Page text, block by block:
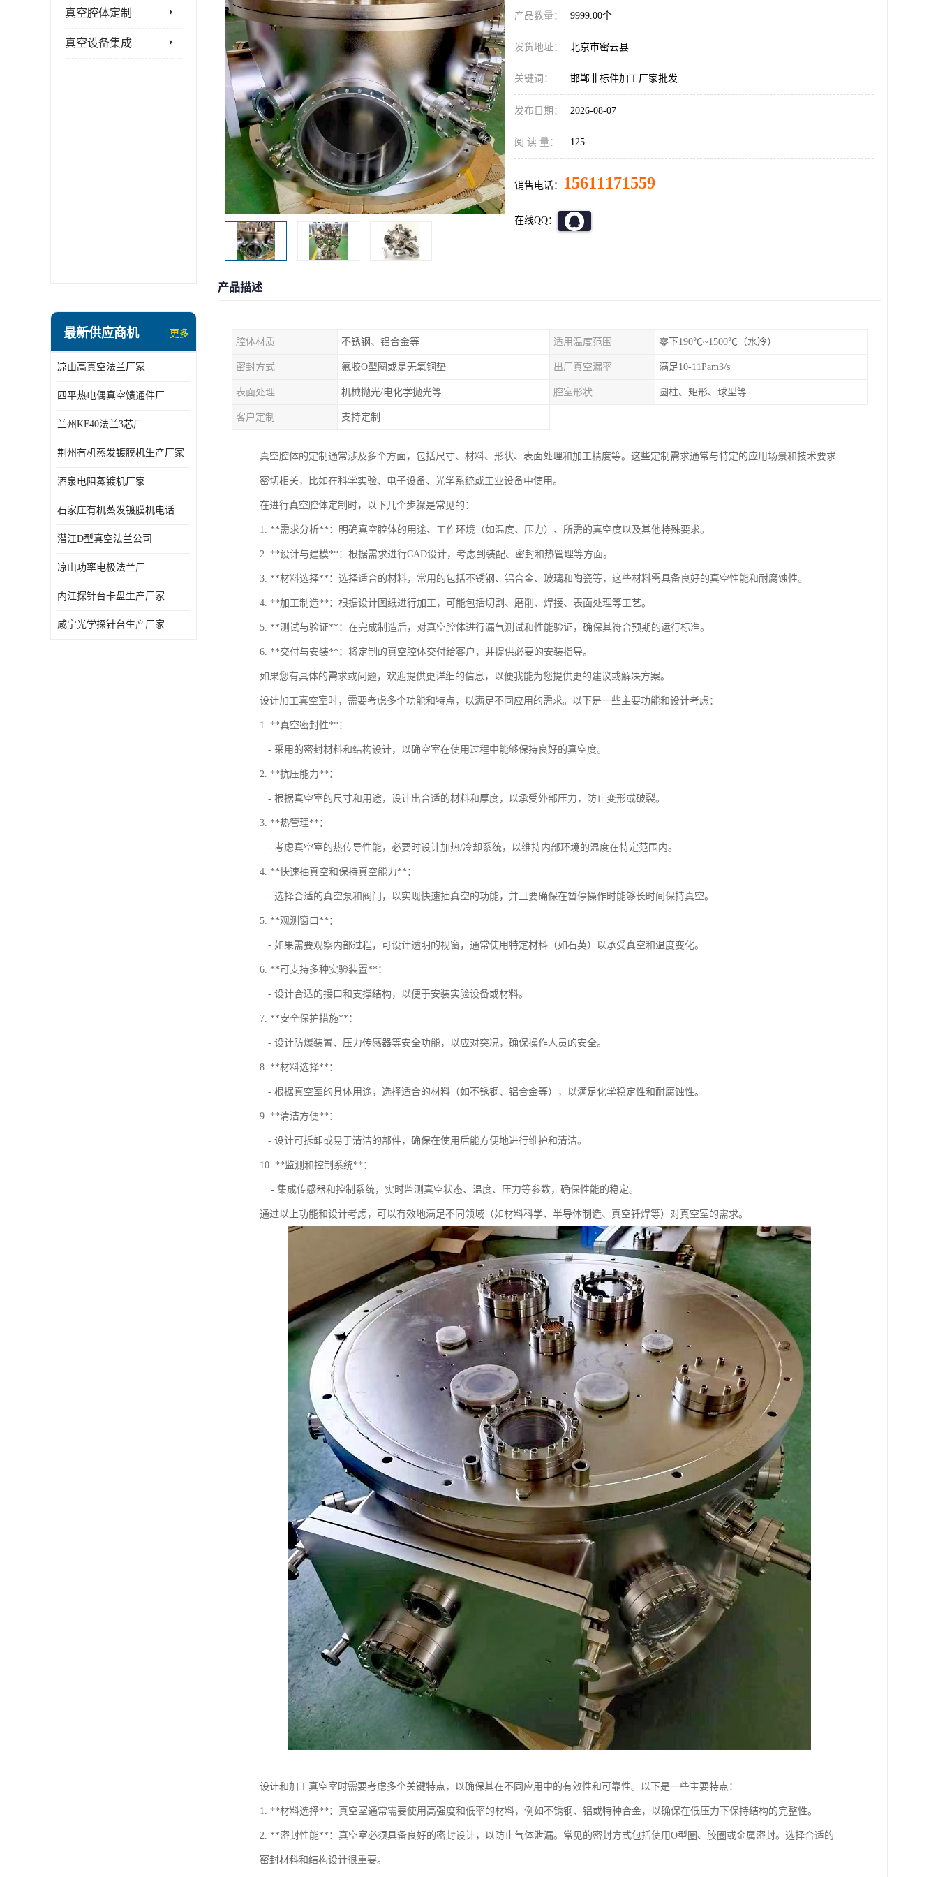
真空腔体定制
真空设备集成
最新供应商机 更多
凉山高真空法兰厂家
四平热电偶真空馈通件厂
兰州KF40法兰3芯厂
荆州有机蒸发镀膜机生产厂家
酒泉电阻蒸镀机厂家
石家庄有机蒸发镀膜机电话
潜江D型真空法兰公司
凉山功率电极法兰厂
内江探针台卡盘生产厂家
咸宁光学探针台生产厂家
产品数量： 9999.00个
发货地址： 北京市密云县
关键词： 邯郸非标件加工厂家批发
发布日期： 2026-08-07
阅 读 量： 125
销售电话： 15611171559
在线QQ：
产品描述
腔体材质 不锈钢、铝合金等 适用温度范围 零下190℃~1500℃（水冷）
密封方式 氟胶O型圈或是无氧铜垫 出厂真空漏率 满足10-11Pam3/s
表面处理 机械抛光/电化学抛光等 腔室形状 圆柱、矩形、球型等
客户定制 支持定制
真空腔体的定制通常涉及多个方面，包括尺寸、材料、形状、表面处理和加工精度等。这些定制需求通常与特定的应用场景和技术要求
密切相关，比如在科学实验、电子设备、光学系统或工业设备中使用。
在进行真空腔体定制时，以下几个步骤是常见的：
1. **需求分析**：明确真空腔体的用途、工作环境（如温度、压力）、所需的真空度以及其他特殊要求。
2. **设计与建模**：根据需求进行CAD设计，考虑到装配、密封和热管理等方面。
3. **材料选择**：选择适合的材料，常用的包括不锈钢、铝合金、玻璃和陶瓷等，这些材料需具备良好的真空性能和耐腐蚀性。
4. **加工制造**：根据设计图纸进行加工，可能包括切割、磨削、焊接、表面处理等工艺。
5. **测试与验证**：在完成制造后，对真空腔体进行漏气测试和性能验证，确保其符合预期的运行标准。
6. **交付与安装**：将定制的真空腔体交付给客户，并提供必要的安装指导。
如果您有具体的需求或问题，欢迎提供更详细的信息，以便我能为您提供更的建议或解决方案。
设计加工真空室时，需要考虑多个功能和特点，以满足不同应用的需求。以下是一些主要功能和设计考虑：
1. **真空密封性**：
- 采用的密封材料和结构设计，以确空室在使用过程中能够保持良好的真空度。
2. **抗压能力**：
- 根据真空室的尺寸和用途，设计出合适的材料和厚度，以承受外部压力，防止变形或破裂。
3. **热管理**：
- 考虑真空室的热传导性能，必要时设计加热/冷却系统，以维持内部环境的温度在特定范围内。
4. **快速抽真空和保持真空能力**：
- 选择合适的真空泵和阀门，以实现快速抽真空的功能，并且要确保在暂停操作时能够长时间保持真空。
5. **观测窗口**：
- 如果需要观察内部过程，可设计透明的视窗，通常使用特定材料（如石英）以承受真空和温度变化。
6. **可支持多种实验装置**：
- 设计合适的接口和支撑结构，以便于安装实验设备或材料。
7. **安全保护措施**：
- 设计防爆装置、压力传感器等安全功能，以应对突况，确保操作人员的安全。
8. **材料选择**：
- 根据真空室的具体用途，选择适合的材料（如不锈钢、铝合金等），以满足化学稳定性和耐腐蚀性。
9. **清洁方便**：
- 设计可拆卸或易于清洁的部件，确保在使用后能方便地进行维护和清洁。
10. **监测和控制系统**：
- 集成传感器和控制系统，实时监测真空状态、温度、压力等参数，确保性能的稳定。
通过以上功能和设计考虑，可以有效地满足不同领域（如材料科学、半导体制造、真空钎焊等）对真空室的需求。
设计和加工真空室时需要考虑多个关键特点，以确保其在不同应用中的有效性和可靠性。以下是一些主要特点：
1. **材料选择**：真空室通常需要使用高强度和低率的材料，例如不锈钢、铝或特种合金，以确保在低压力下保持结构的完整性。
2. **密封性能**：真空室必须具备良好的密封设计，以防止气体泄漏。常见的密封方式包括使用O型圈、胶圈或金属密封。选择合适的
密封材料和结构设计很重要。